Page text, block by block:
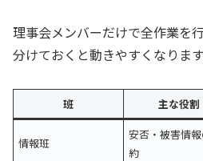
理事会メンバーだけで全作業を
分けておくと動きやすくなります
班 主な役割
情報班
安否・被害情
約